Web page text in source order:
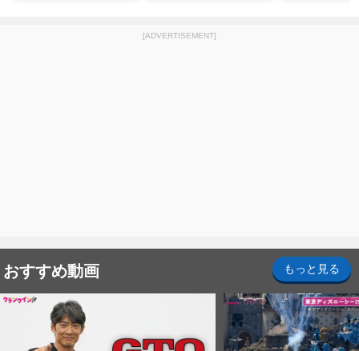
[ADVERTISEMENT]
おすすめ動画 もっと見る